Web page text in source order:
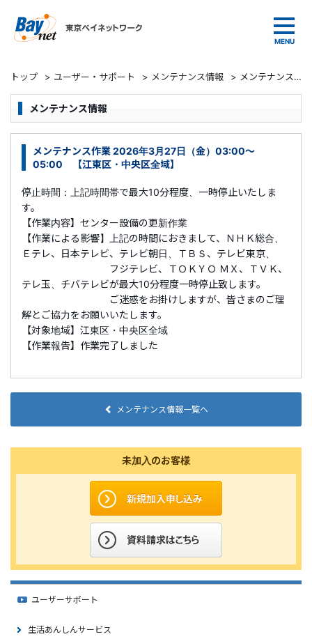
トップ > ユーザー・サポート > メンテナンス情報 > メンテナンス作業 2026年3月27日（金）03:00～05:00 【江東区・中央区全域】
メンテナンス情報
メンテナンス作業 2026年3月27日（金）03:00～
05:00 【江東区・中央区全域】
停止時間：上記時間帯で最大10分程度、一時停止いたしま
す。
【作業内容】センター設備の更新作業
【作業による影響】上記の時間におきまして、ＮＨＫ総合、
Ｅテレ、日本テレビ、テレビ朝日、ＴＢＳ、テレビ東京、
フジテレビ、ＴＯＫＹＯ ＭＸ、ＴＶＫ、
テレ玉、チバテレビが最大10分程度一時停止致します。
ご迷惑をお掛けしますが、皆さまのご理
解とご協力をお願いいたします。
【対象地域】江東区・中央区全域
【作業報告】作業完了しました
メンテナンス情報一覧へ
未加入のお客様
ユーザーサポート
生活あんしんサービス